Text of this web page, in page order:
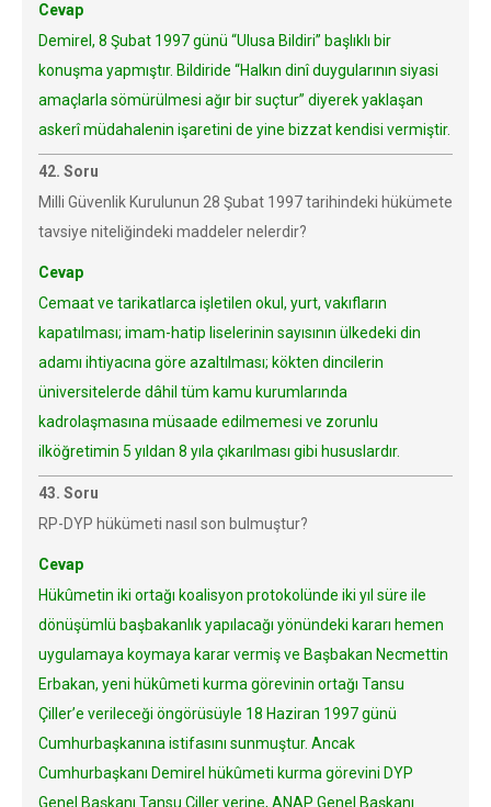
Cevap
Demirel, 8 Şubat 1997 günü “Ulusa Bildiri” başlıklı bir
konuşma yapmıştır. Bildiride “Halkın dinî duygularının siyasi
amaçlarla sömürülmesi ağır bir suçtur” diyerek yaklaşan
askerî müdahalenin işaretini de yine bizzat kendisi vermiştir.
42. Soru
Milli Güvenlik Kurulunun 28 Şubat 1997 tarihindeki hükümete
tavsiye niteliğindeki maddeler nelerdir?
Cevap
Cemaat ve tarikatlarca işletilen okul, yurt, vakıfların
kapatılması; imam-hatip liselerinin sayısının ülkedeki din
adamı ihtiyacına göre azaltılması; kökten dincilerin
üniversitelerde dâhil tüm kamu kurumlarında
kadrolaşmasına müsaade edilmemesi ve zorunlu
ilköğretimin 5 yıldan 8 yıla çıkarılması gibi hususlardır.
43. Soru
RP-DYP hükümeti nasıl son bulmuştur?
Cevap
Hükûmetin iki ortağı koalisyon protokolünde iki yıl süre ile
dönüşümlü başbakanlık yapılacağı yönündeki kararı hemen
uygulamaya koymaya karar vermiş ve Başbakan Necmettin
Erbakan, yeni hükûmeti kurma görevinin ortağı Tansu
Çiller’e verileceği öngörüsüyle 18 Haziran 1997 günü
Cumhurbaşkanına istifasını sunmuştur. Ancak
Cumhurbaşkanı Demirel hükûmeti kurma görevini DYP
Genel Başkanı Tansu Çiller yerine, ANAP Genel Başkanı